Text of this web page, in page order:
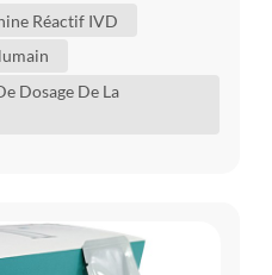
Réactif IVD
Dosage De La